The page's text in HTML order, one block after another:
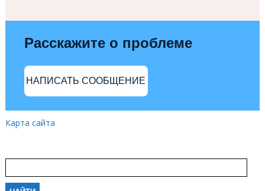
Расскажите о проблеме
НАПИСАТЬ СООБЩЕНИЕ
Карта сайта